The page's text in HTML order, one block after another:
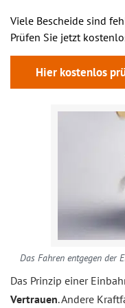
Viele Bescheide sind
Prüfen Sie jetzt
Hier kostenlos
Das Fahren entgegen der
Das Prinzip einer
Vertrauen. Andere